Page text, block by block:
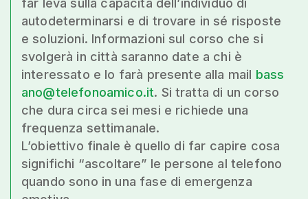
far leva sulla capacità dell’individuo di
autodeterminarsi e di trovare in sé risposte
e soluzioni. Informazioni sul corso che si
svolgerà in città saranno date a chi è
interessato e lo farà presente alla mail bass
ano@telefonoamico.it. Si tratta di un corso
che dura circa sei mesi e richiede una
frequenza settimanale.
L’obiettivo finale è quello di far capire cosa
significhi “ascoltare” le persone al telefono
quando sono in una fase di emergenza